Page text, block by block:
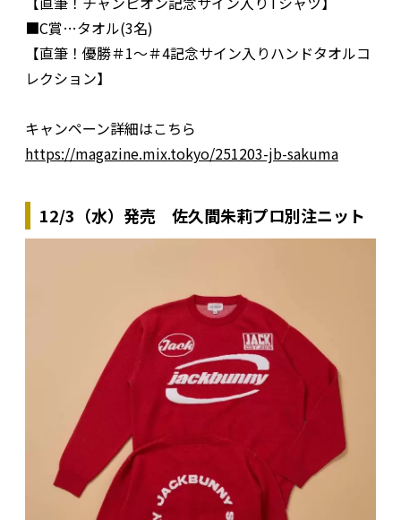
■C賞…タオル(3名)
【直筆！優勝＃1～＃4記念サイン入りハンドタオルコ
レクション】
キャンペーン詳細はこちら
https://magazine.mix.tokyo/251203-jb-sakuma
12/3（水）発売 佐久間朱莉プロ別注ニット